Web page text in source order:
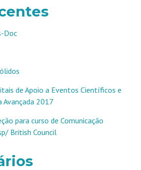
Doc
de Apoio a Eventos Científicos e
Avançada 2017
para curso de Comunicação
British Council